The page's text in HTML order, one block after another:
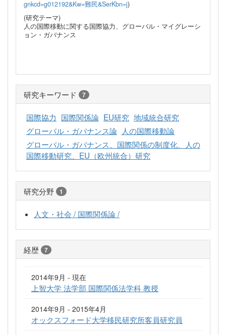
gnkcd=g012192&Kw=難民&SerKbn=j)
(研究テーマ)
人の国際移動に関する国際協力、グローバル・マイグレーシ
ョン・ガバナンス
研究キーワード 7
国際協力 国際関係論 EU研究 地域統合研究
グローバル・ガバナンス論 人の国際移動論
グローバル・ガバナンス、国際関係の制度化、人の
国際移動研究、EU（欧州統合）研究
研究分野 1
人文・社会 / 国際関係論 /
経歴 7
2014年9月 - 現在
上智大学 法学部 国際関係法学科 教授
2014年9月 - 2015年4月
オックスフォード大学移民研究所客員研究員